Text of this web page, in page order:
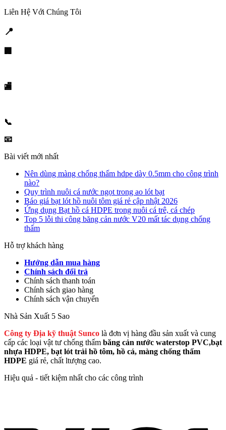
Liên Hệ Với Chúng Tôi
📍
🏢
🏬
📞
📧
Bài viết mới nhất
Nên dùng màng chống thấm hdpe dày 0.5mm cho công trình
nào?
Quy trình nuôi cá nước ngọt trong ao lót bạt
Báo giá bạt lót hồ nuôi tôm giá rẻ cập nhật 2026
Ứng dụng Bạt hồ cá HDPE trong nuôi cá trê, cá chép
Top 5 lỗi thi công băng cản nước V20 mất tác dụng chống
thấm
Hỗ trợ khách hàng
Hướng dẫn mua hàng
Chính sách đổi trả
Chính sách thanh toán
Chính sách giao hàng
Chính sách vận chuyển
Nhà Sản Xuất 5 Sao
Công ty Địa kỹ thuật Sunco là đơn vị hàng đầu sản xuất và cung
cấp các loại vật tư chống thấm băng cản nước waterstop PVC,bạt
nhựa HDPE, bạt lót trải hồ tôm, hồ cá, màng chống thấm
HDPE giá rẻ, chất ltượng cao.
Hiệu quả - tiết kiệm nhất cho các công trình